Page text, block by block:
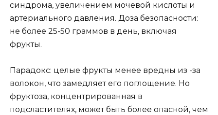
синдрома, увеличением мочевой кислоты и
артериального давления. Доза безопасности:
не более 25-50 граммов в день, включая
фрукты.
Парадокс: целые фрукты менее вредны из -за
волокон, что замедляет его поглощение. Но
фруктоза, концентрированная в
подсластителях, может быть более опасной, чем